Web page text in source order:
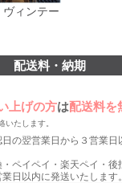
ヴィンテー
配送料・納期
上げの方は配送料を
たします。
の翌営業日から３営業日
ペイペイ・楽天ペイ・後
日以内に発送いたします。